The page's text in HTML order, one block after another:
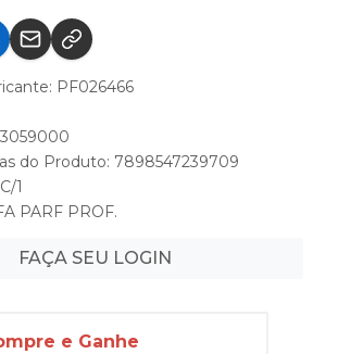
PF026466
do Produto: 7898547239709
1
PARF PROF.
FAÇA SEU LOGIN
e Ganhe